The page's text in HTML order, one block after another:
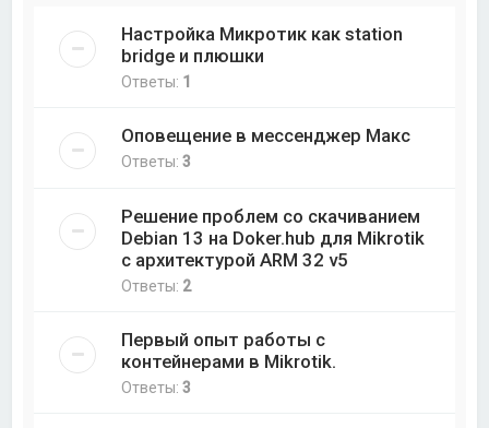
Настройка Микротик как station
bridge и плюшки
Ответы: 1
Оповещение в мессенджер Макс
Ответы:3
Решение проблем со скачиванием
Debian 13 на Doker.hub для Mikrotik
с архитектурой ARM 32 v5
Ответы: 2
Первый опыт работы с
контейнерами в Mikrotik.
Ответы:3